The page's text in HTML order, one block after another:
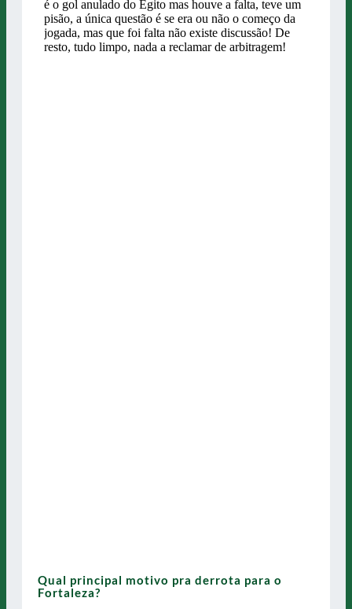
Qual principal motivo pra derrota para o
Fortaleza?